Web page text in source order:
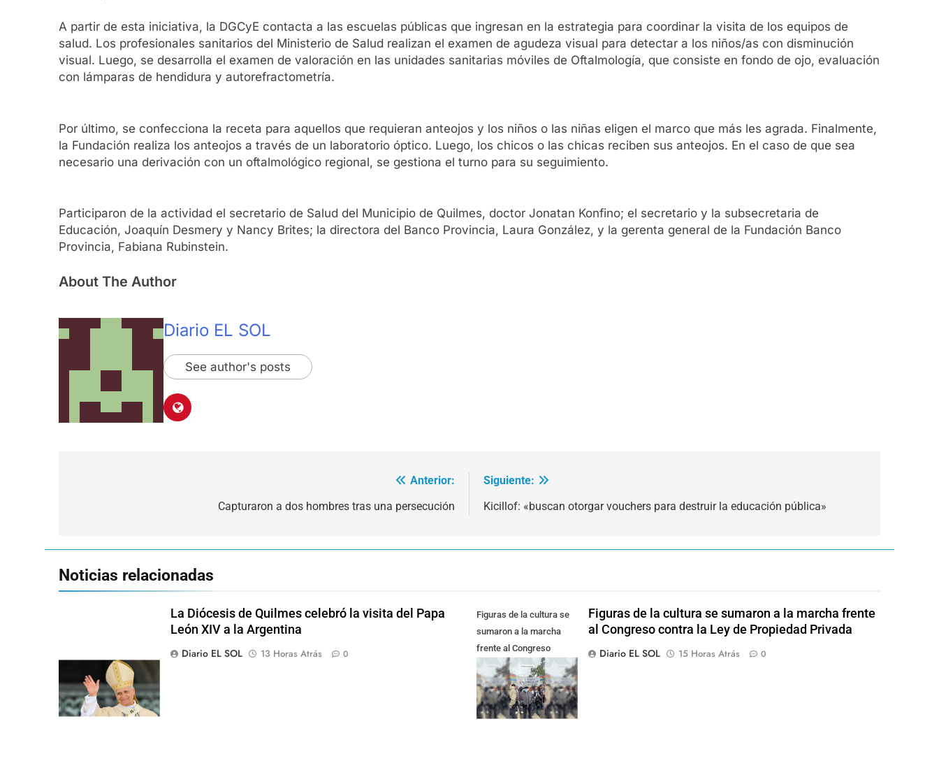
A partir de esta iniciativa, la DGCyE contacta a las escuelas públicas que ingresan en la estrategia para coordinar la visita de los equipos de
salud. Los profesionales sanitarios del Ministerio de Salud realizan el examen de agudeza visual para detectar a los niños/as con disminución
visual. Luego, se desarrolla el examen de valoración en las unidades sanitarias móviles de Oftalmología, que consiste en fondo de ojo, evaluación
con lámparas de hendidura y autorefractometría.
Por último, se confecciona la receta para aquellos que requieran anteojos y los niños o las niñas eligen el marco que más les agrada. Finalmente,
la Fundación realiza los anteojos a través de un laboratorio óptico. Luego, los chicos o las chicas reciben sus anteojos. En el caso de que sea
necesario una derivación con un oftalmológico regional, se gestiona el turno para su seguimiento.
Participaron de la actividad el secretario de Salud del Municipio de Quilmes, doctor Jonatan Konfino; el secretario y la subsecretaria de
Educación, Joaquín Desmery y Nancy Brites; la directora del Banco Provincia, Laura González, y la gerenta general de la Fundación Banco
Provincia, Fabiana Rubinstein.
About The Author
Diario EL SOL
See author's posts
Anterior:
Capturaron a dos hombres tras una persecución
Siguiente:
Kicillof: «buscan otorgar vouchers para destruir la educación pública»
Noticias relacionadas
La Diócesis de Quilmes celebró la visita del Papa
León XIV a la Argentina
Diario EL SOL
13 Horas Atrás 0
Figuras de la cultura se
sumaron a la marcha
frente al Congreso
contra la Ley de
Propiedad Privada
Figuras de la cultura se sumaron a la marcha frente
al Congreso contra la Ley de Propiedad Privada
Diario EL SOL
15 Horas Atrás 0